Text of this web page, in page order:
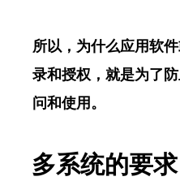
所以，为什么应用软
录和授权，就是为了
问和使用。
多系统的要求